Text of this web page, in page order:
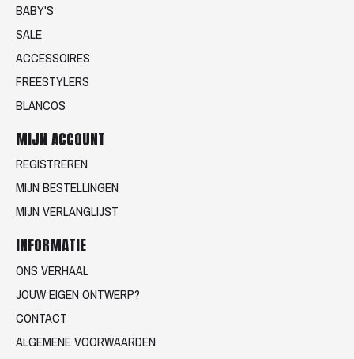
BABY'S
SALE
ACCESSOIRES
FREESTYLERS
BLANCOS
MIJN ACCOUNT
REGISTREREN
MIJN BESTELLINGEN
MIJN VERLANGLIJST
INFORMATIE
ONS VERHAAL
JOUW EIGEN ONTWERP?
CONTACT
ALGEMENE VOORWAARDEN